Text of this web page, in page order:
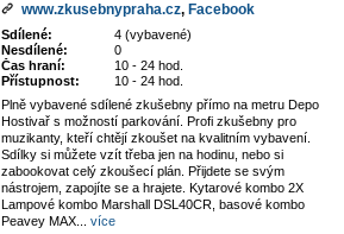
www.zkusebnypraha.cz, Facebook
Sdílené:
4 (vybavené)
Nesdílené:
0
Čas hraní:
10 - 24 hod.
Přístupnost:
10 - 24 hod.
Plně vybavené sdílené zkušebny přímo na metru Depo
Hostivař s možností parkování. Profi zkušebny pro
muzikanty, kteří chtějí zkoušet na kvalitním vybavení.
Sdílky si můžete vzít třeba jen na hodinu, nebo si
zabookovat celý zkoušecí plán. Přijdete se svým
nástrojem, zapojíte se a hrajete. Kytarové kombo 2X
Lampové kombo Marshall DSL40CR, basové kombo
Peavey MAX
více